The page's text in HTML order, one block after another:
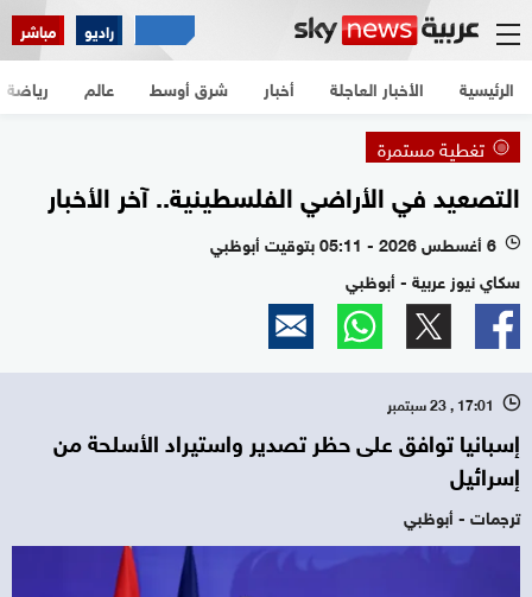
راديو مباشر
الرئيسية الأخبار العاجلة أخبار شرق أوسط عالم رياضة
تغطية مستمرة
التصعيد في الأراضي الفلسطينية.. آخر الأخبار
l
6 أغسطس 2026 - 05:11 بتوقيت أبوظبي
سكاي نيوز عربية - أبوظبي
l 17:01 , 23 سبتمبر
إسبانيا توافق على حظر تصدير واستيراد الأسلحة من
إسرائيل
ترجمات - أبوظبي